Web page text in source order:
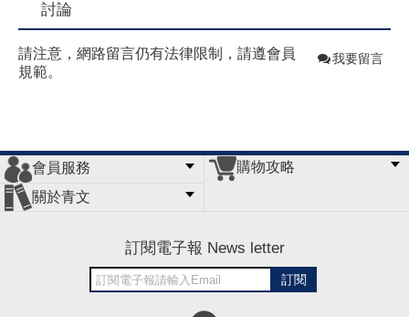
討論
請注意，網路留言仍有法律限制，請遵會員
規範。
我要留言
會員服務
會員辦法
客服信箱
隱私條款
網站導覽
購物攻略
關於青文
訂閱電子報 News letter
訂閱